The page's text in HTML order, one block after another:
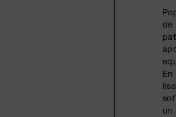
de
un